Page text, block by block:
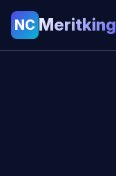
NC Meritking